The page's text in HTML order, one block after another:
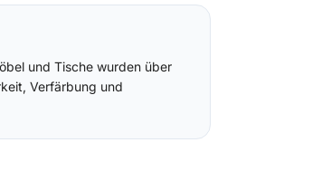
und Tische wurden über
Verfärbung und